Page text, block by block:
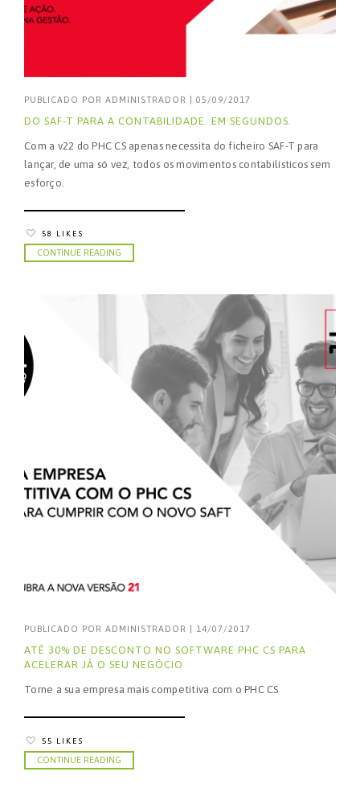
PUBLICADO POR ADMINISTRADOR 05/09/2017
DO SAF-T PARA A CONTABILIDADE. EM SEGUNDOS.
Com a v22 do PHC CS apenas necessita do ficheiro SAF-T para
lançar, de uma só vez, todos os movimentos contabilísticos sem
esforço.
58 LIKES
CONTINUE READING
PUBLICADO POR ADMINISTRADOR 14/07/2017
ATÉ 30% DE DESCONTO NO SOFTWARE PHC CS PARA
ACELERAR JÁ O SEU NEGÓCIO
Torne a sua empresa mais competitiva com o PHC CS
55 LIKES
CONTINUE READING